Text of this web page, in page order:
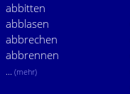
abbitten
abblasen
abbrechen
abbrennen
... (mehr)